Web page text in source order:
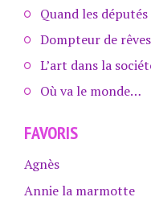
Quand les
Dompteur de rêves
L’art dans la
Où va le monde…
FAVORIS
Agnès
Annie la marmotte